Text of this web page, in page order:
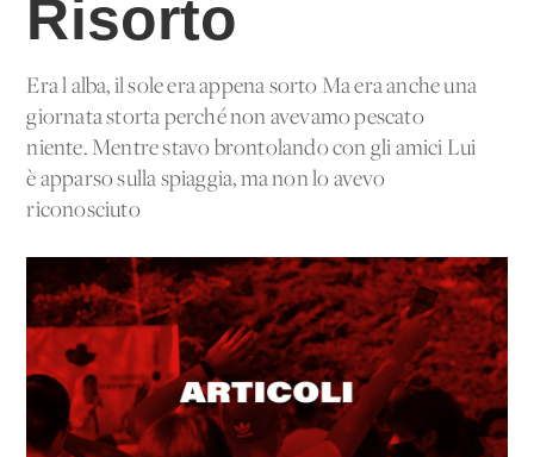
Risorto
Era l'alba, il sole era appena sorto Ma era anche una
giornata storta perché non avevamo pescato
niente. Mentre stavo brontolando con gli amici Lui
è apparso sulla spiaggia, ma non lo avevo
riconosciuto